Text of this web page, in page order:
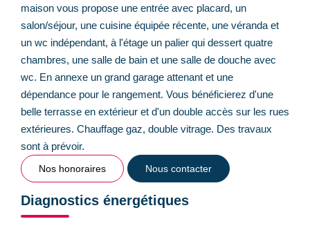
maison vous propose une entrée avec placard, un
salon/séjour, une cuisine équipée récente, une véranda et
un wc indépendant, à l'étage un palier qui dessert quatre
chambres, une salle de bain et une salle de douche avec
wc. En annexe un grand garage attenant et une
dépendance pour le rangement. Vous bénéficierez d'une
belle terrasse en extérieur et d'un double accès sur les rues
extérieures. Chauffage gaz, double vitrage. Des travaux
sont à prévoir.
Nos honoraires Nous contacter
Diagnostics énergétiques